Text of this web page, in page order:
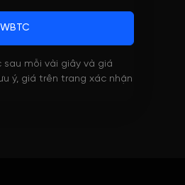
sau mỗi vài giây và giá
ý, giá trên trang xác nhận